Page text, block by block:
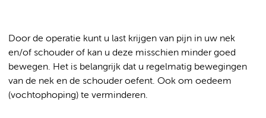
Door de operatie kunt u last krijgen van pijn in uw nek
en/of schouder of kan u deze misschien minder goed
bewegen. Het is belangrijk dat u regelmatig bewegingen
van de nek en de schouder oefent. Ook om oedeem
(vochtophoping) te verminderen.